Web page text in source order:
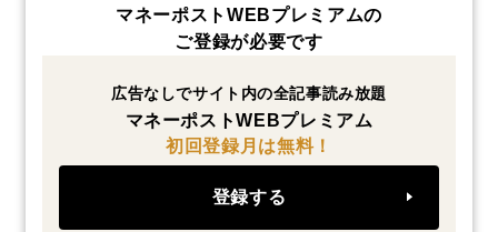
マネーポストWEBプレミアムの
ご登録が必要です
広告なしでサイト内の全記事読み放題
マネーポストWEBプレミアム
初回登録月は無料！
登録する